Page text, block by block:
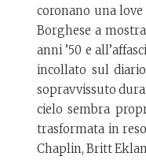
coronano una
Borghese a
anni ’50 e
incollato sul
sopravvissuto
cielo sembra
trasformata in
Chaplin, Britt